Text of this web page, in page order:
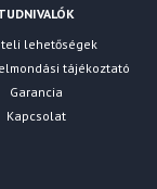
lehetőségek
tájékoztató
Garancia
Kapcsolat